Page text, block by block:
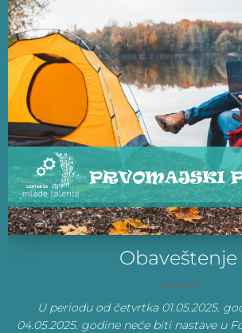
Obaveštenje
U periodu od četvrtka 01.05.2025.
04.05.2025. godine neće biti nastave u